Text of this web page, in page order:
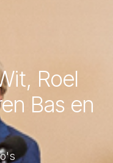
Roel
Bas en